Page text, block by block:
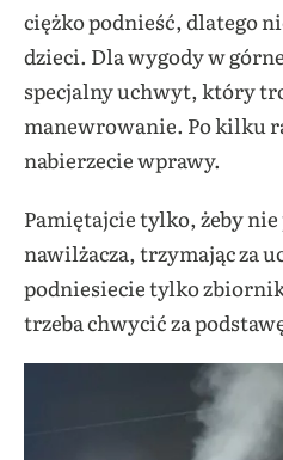
ciężko podnieść, dlatego
dzieci. Dla wygody w
specjalny uchwyt, który
manewrowanie. Po kilku
nabierzecie wprawy.
Pamiętajcie tylko, żeby
nawilżacza, trzymając za
podniesiecie tylko
trzeba chwycić za